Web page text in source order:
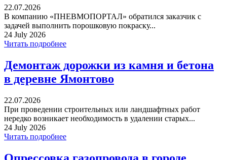
22.07.2026
В компанию «ПНЕВМОПОРТАЛ» обратился заказчик с
задачей выполнить порошковую покраску...
24 July 2026
Читать подробнее
Демонтаж дорожки из камня и бетона
в деревне Ямонтово
22.07.2026
При проведении строительных или ландшафтных работ
нередко возникает необходимость в удалении старых...
24 July 2026
Читать подробнее